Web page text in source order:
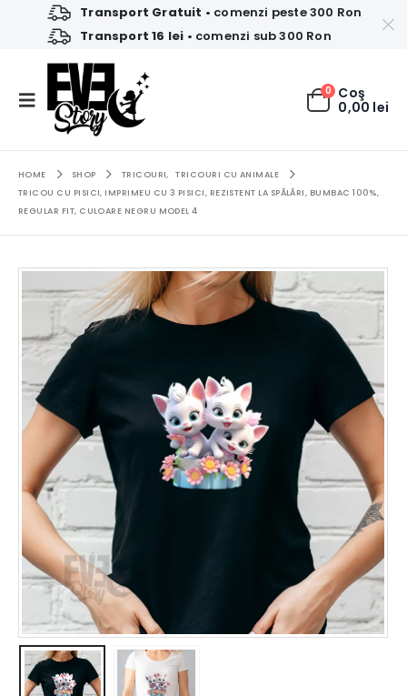
Transport Gratuit • comenzi peste 300 Ron
Transport 16 lei • comenzi sub 300 Ron
0 Coş
0,00 lei
HOME SHOP TRICOURI,
TRICOURI CU ANIMALE
TRICOU CU PISICI, IMPRIMEU CU 3 PISICI, REZISTENT LA SPĂLĂRI, BUMBAC 100%,
REGULAR FIT, CULOARE NEGRU MODEL 4